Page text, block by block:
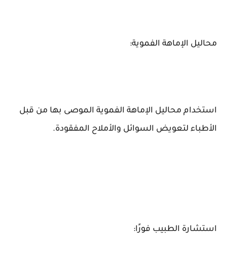
محاليل الإماهة الفموية:
استخدام محاليل الإماهة الفموية الموصى بها من قبل
الأطباء لتعويض السوائل والأملاح المفقودة.
استشارة الطبيب فورًا: